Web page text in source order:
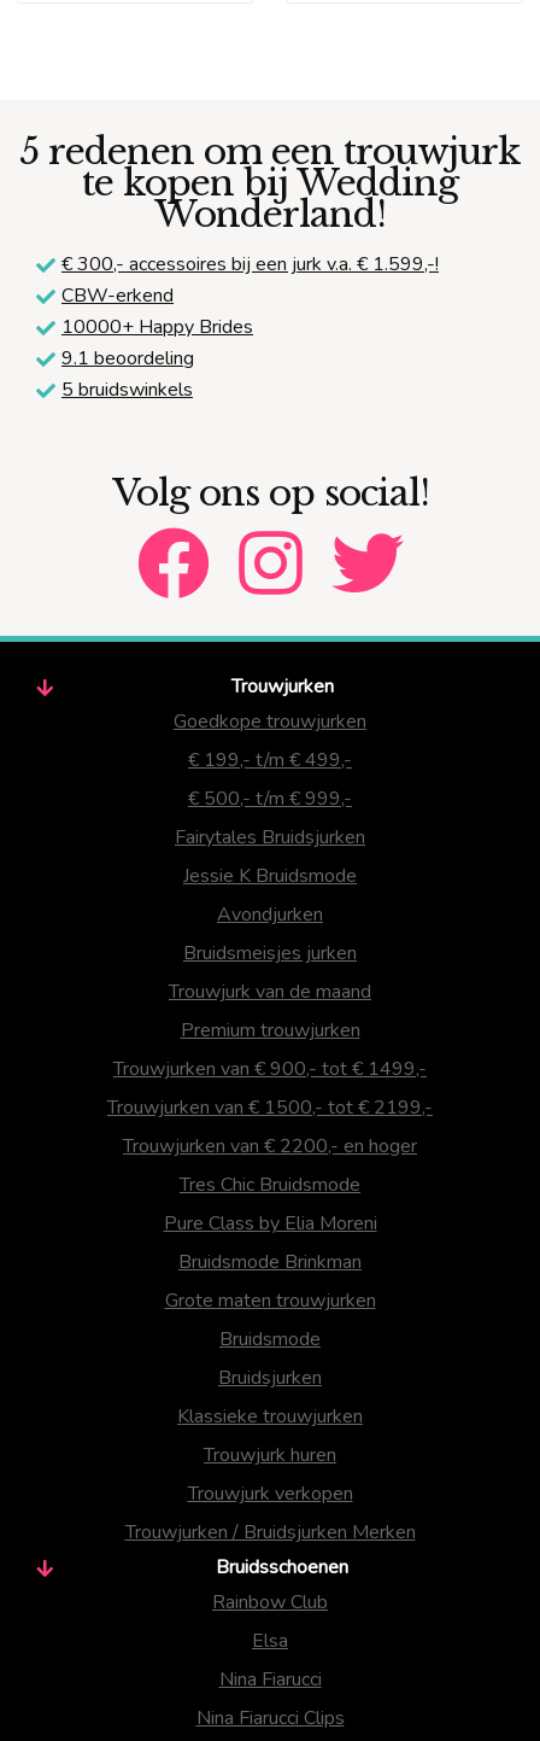
5 redenen om een trouwjurk
te kopen bij Wedding
Wonderland!
€ 300,- accessoires bij een jurk v.a. € 1.599,-!
CBW-erkend
10000+ Happy Brides
9.1 beoordeling
5 bruidswinkels
Volg ons op social!
Trouwjurken
Goedkope trouwjurken
€ 199,- t/m € 499,-
€ 500,- t/m € 999,-
Fairytales Bruidsjurken
Jessie K Bruidsmode
Avondjurken
Bruidsmeisjes jurken
Trouwjurk van de maand
Premium trouwjurken
Trouwjurken van € 900,- tot € 1499,-
Trouwjurken van € 1500,- tot € 2199,-
Trouwjurken van € 2200,- en hoger
Tres Chic Bruidsmode
Pure Class by Elia Moreni
Bruidsmode Brinkman
Grote maten trouwjurken
Bruidsmode
Bruidsjurken
Klassieke trouwjurken
Trouwjurk huren
Trouwjurk verkopen
Trouwjurken / Bruidsjurken Merken
Bruidsschoenen
Rainbow Club
Elsa
Nina Fiarucci
Nina Fiarucci Clips